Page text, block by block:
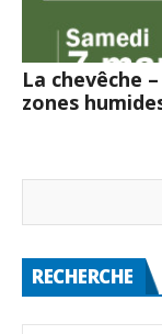
La chevêche
zones
RECHERCHE